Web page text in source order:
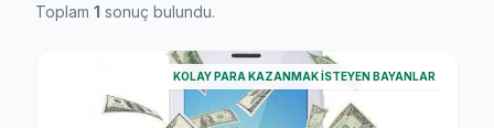
Toplam 1 sonuç bulundu.
KOLAY PARA KAZANMAK İSTEYEN BAYANLAR